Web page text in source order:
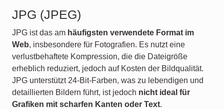
JPG (JPEG)
JPG ist das am häufigsten verwendete Format im
Web, insbesondere für Fotografien. Es nutzt eine
verlustbehaftete Kompression, die die Dateigröße
erheblich reduziert, jedoch auf Kosten der Bildqualität.
JPG unterstützt 24-Bit-Farben, was zu lebendigen und
detaillierten Bildern führt, ist jedoch nicht ideal für
Grafiken mit scharfen Kanten oder Text.